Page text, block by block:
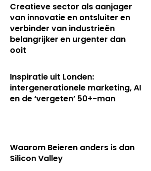
Creatieve sector als aanjager
van innovatie en ontsluiter en
verbinder van industrieën
belangrijker en urgenter dan
ooit
Inspiratie uit Londen:
intergenerationele marketing, AI
en de ‘vergeten’ 50+-man
Waarom Beieren anders is dan
Silicon Valley